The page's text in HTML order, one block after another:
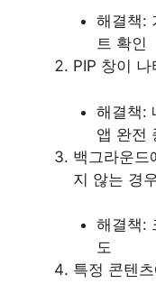
해결책:
트 확인
PIP 창이
해결책:
앱 완전
백그라운드
지 않는 경
해결책:
도
특정 콘텐